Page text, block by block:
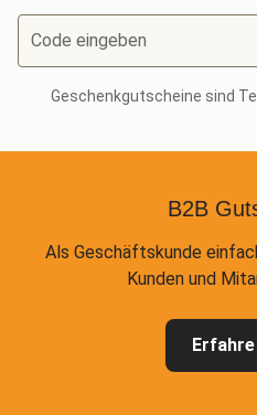
Code eingeben
Geschenkgutscheine sind
B2B
Als Geschäftskunde
Kunden und